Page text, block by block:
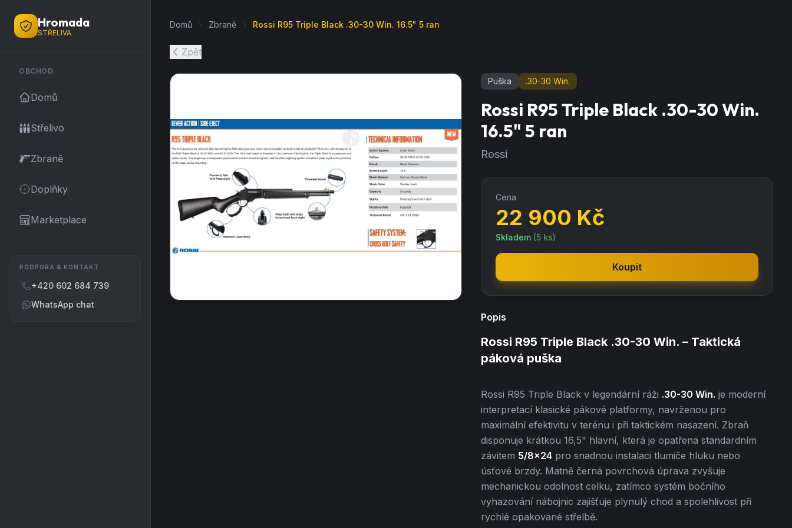
Hromada
STŘELIVA
OBCHOD
Domů
Střelivo
Zbraně
Doplňky
Marketplace
PODPORA & KONTAKT
+420 602 684 739
WhatsApp chat
Domů Zbraně Rossi R95 Triple Black .30-30 Win. 16.5" 5 ran
Zpět
Puška .30-30 Win.
Rossi R95 Triple Black .30-30 Win.
16.5" 5 ran
Rossi
Cena
22 900 Kč
Skladem (5 ks)
Koupit
Popis
Rossi R95 Triple Black .30-30 Win. – Taktická
páková puška
Rossi R95 Triple Black v legendární ráži .30-30 Win. je moderní
interpretací klasické pákové platformy, navrženou pro
maximální efektivitu v terénu i při taktickém nasazení. Zbraň
disponuje krátkou 16,5" hlavní, která je opatřena standardním
závitem 5/8x24 pro snadnou instalaci tlumiče hluku nebo
úsťové brzdy. Matně černá povrchová úprava zvyšuje
mechanickou odolnost celku, zatímco systém bočního
vyhazování nábojnic zajišťuje plynulý chod a spolehlivost při
rychlé opakované střelbě.